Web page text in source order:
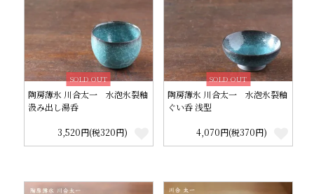
SOLD OUT
陶房薄氷 川合太一 水泡氷裂釉
汲み出し湯呑
3,520円(税320円)
SOLD OUT
陶房薄氷 川合太一 水泡氷裂釉
ぐい呑 浅型
4,070円(税370円)